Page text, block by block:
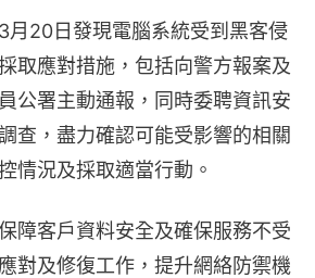
月20日發現電腦系統受到黑客侵
取應對措施，包括向警方報案及
公署主動通報，同時委聘資訊安
查，盡力確認可能受影響的相關
情況及採取適當行動。
障客戶資料安全及確保服務不受
對及修復工作，提升網絡防禦機